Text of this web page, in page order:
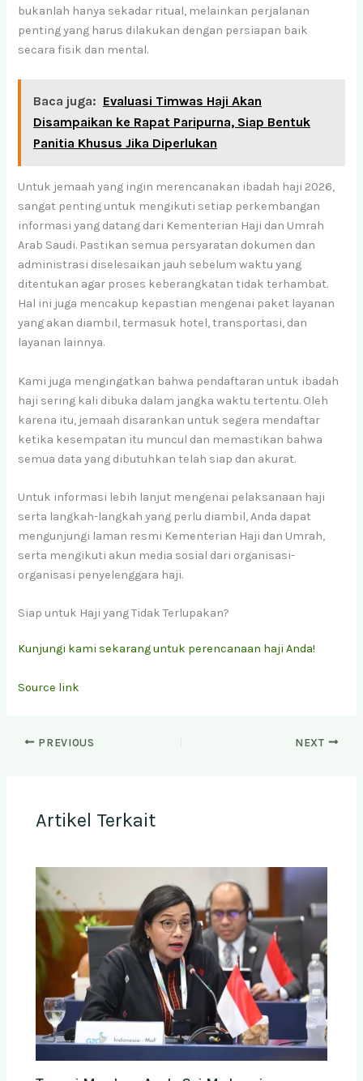
bukanlah hanya sekadar ritual, melainkan perjalanan
penting yang harus dilakukan dengan persiapan baik
secara fisik dan mental.
Baca juga: Evaluasi Timwas Haji Akan
Disampaikan ke Rapat Paripurna, Siap Bentuk
Panitia Khusus Jika Diperlukan
Untuk jemaah yang ingin merencanakan ibadah haji 2026,
sangat penting untuk mengikuti setiap perkembangan
informasi yang datang dari Kementerian Haji dan Umrah
Arab Saudi. Pastikan semua persyaratan dokumen dan
administrasi diselesaikan jauh sebelum waktu yang
ditentukan agar proses keberangkatan tidak terhambat.
Hal ini juga mencakup kepastian mengenai paket layanan
yang akan diambil, termasuk hotel, transportasi, dan
layanan lainnya.
Kami juga mengingatkan bahwa pendaftaran untuk ibadah
haji sering kali dibuka dalam jangka waktu tertentu. Oleh
karena itu, jemaah disarankan untuk segera mendaftar
ketika kesempatan itu muncul dan memastikan bahwa
semua data yang dibutuhkan telah siap dan akurat.
Untuk informasi lebih lanjut mengenai pelaksanaan haji
serta langkah-langkah yang perlu diambil, Anda dapat
mengunjungi laman resmi Kementerian Haji dan Umrah,
serta mengikuti akun media sosial dari organisasi-
organisasi penyelenggara haji.
Siap untuk Haji yang Tidak Terlupakan?
Kunjungi kami sekarang untuk perencanaan haji Anda!
Source link
PREVIOUS NEXT
Artikel Terkait